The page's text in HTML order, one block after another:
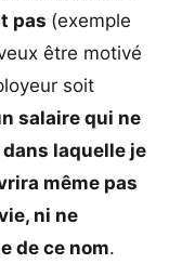
pas (exemple
être motivé
soit
salaire qui ne
laquelle je
même pas
ni ne
de ce nom.